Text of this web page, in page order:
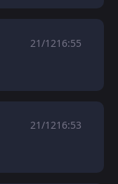
21/1216:55
21/1216:53